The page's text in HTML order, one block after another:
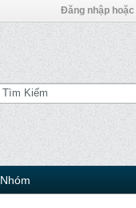
Đăng nhập
Nhóm